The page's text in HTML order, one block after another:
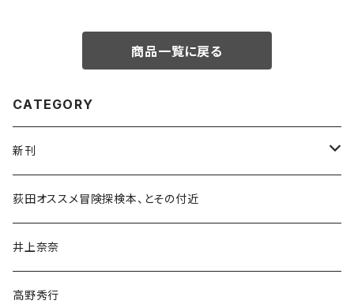
商品一覧に戻る
CATEGORY
新刊
和書
文学・小説・物語
随筆・ノンフィクション・その他
荻田オススメ冒険探検本、とその付近
井上奈奈
高野秀行